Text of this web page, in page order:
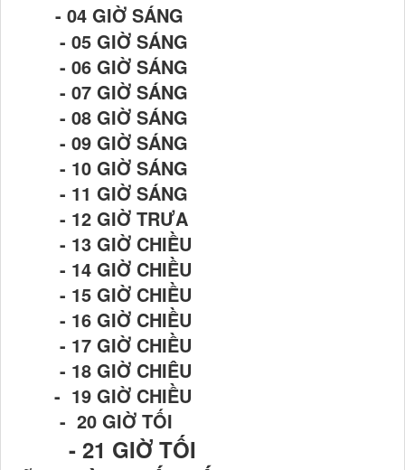
- 04 GIỜ SÁNG
- 05 GIỜ SÁNG
- 06 GIỜ SÁNG
- 07 GIỜ SÁNG
- 08 GIỜ SÁNG
- 09 GIỜ SÁNG
- 10 GIỜ SÁNG
- 11 GIỜ SÁNG
- 12 GIỜ TRƯA
- 13 GIỜ CHIỀU
- 14 GIỜ CHIỀU
- 15 GIỜ CHIỀU
- 16 GIỜ CHIỀU
- 17 GIỜ CHIỀU
- 18 GIỜ CHIÊU
- 19 GIỜ CHIỀU
- 20 GIỜ TỐI
- 21 GIỜ TỐI